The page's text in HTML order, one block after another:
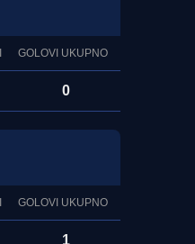
GOLOVI UKUPNO
0
GOLOVI UKUPNO
1